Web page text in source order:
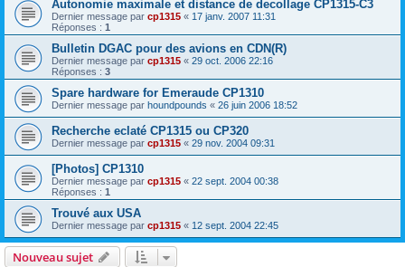
Autonomie maximale et distance de decollage CP1315-C3
Dernier message par cp1315 « 17 janv. 2007 11:31
Réponses : 1
Bulletin DGAC pour des avions en CDN(R)
Dernier message par cp1315 « 29 oct. 2006 22:16
Réponses : 3
Spare hardware for Emeraude CP1310
Dernier message par houndpounds « 26 juin 2006 18:52
Recherche eclaté CP1315 ou CP320
Dernier message par cp1315 « 29 nov. 2004 09:31
[Photos] CP1310
Dernier message par cp1315 « 22 sept. 2004 00:38
Réponses : 1
Trouvé aux USA
Dernier message par cp1315 « 12 sept. 2004 22:45
Nouveau sujet